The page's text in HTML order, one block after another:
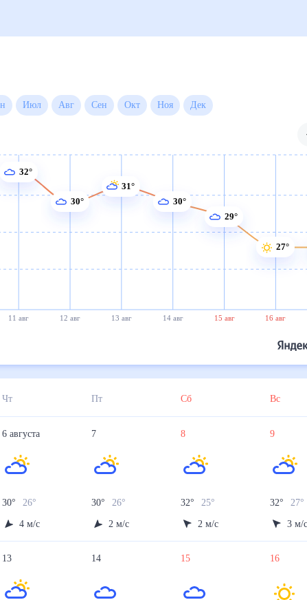
Июн Июл Авг Сен Окт Ноя
11 авг 12 авг 13 авг 14 авг 15 авг 16 авг
32°
30°
31°
30°
29°
27°
Чт Пт Сб Вс
6 августа
30° 26
4 м/с
7
30° 26
2 м/с
8
32° 25°
2 м/с
9
32° 27°
3 м/с
13 14 15 16